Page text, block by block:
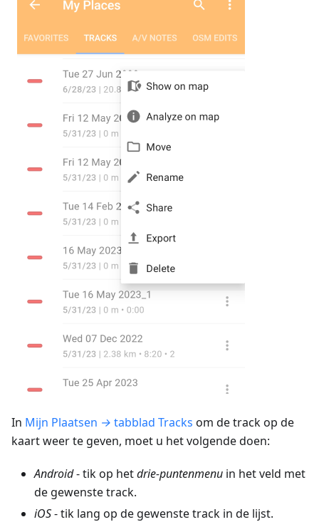
In Mijn Plaatsen → tabblad Tracks om de track op de
kaart weer te geven, moet u het volgende doen:
Android- tik op hetdrie-puntenmenu in het veld met
de gewenste track.
iOS- tik lang op de gewenste track in de lijst.